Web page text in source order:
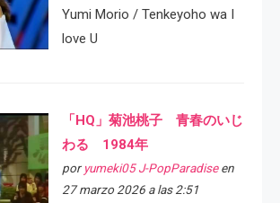
Yumi Morio / Tenkeyoho wa I
love U
「HQ」菊池桃子 青春のいじ
わる 1984年
por yumeki05 J-PopParadiseen
27 marzo 2026 a las 2:51